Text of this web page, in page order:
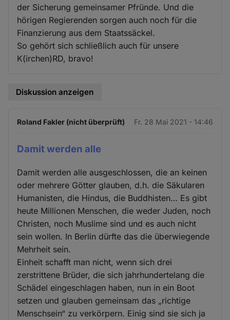
der Sicherung gemeinsamer Pfründe. Und die
hörigen Regierenden sorgen auch noch für die
Finanzierung aus dem Staatssäckel.
So gehört sich schließlich auch für unsere
K(irchen)RD, bravo!
Diskussion anzeigen
Roland Fakler (nicht überprüft) Fr. 28 Mai 2021 - 14:46
Damit werden alle
Damit werden alle ausgeschlossen, die an keinen
oder mehrere Götter glauben, d.h. die Säkularen
Humanisten, die Hindus, die Buddhisten… Es gibt
heute Millionen Menschen, die weder Juden, noch
Christen, noch Muslime sind und es auch nicht
sein wollen. In Berlin dürfte das die überwiegende
Mehrheit sein.
Einheit schafft man nicht, wenn sich drei
zerstrittene Brüder, die sich jahrhundertelang die
Schädel eingeschlagen haben, nun in ein Boot
setzen und glauben gemeinsam das „richtige
Menschsein“ zu verkörpern. Einig sind sie sich ja